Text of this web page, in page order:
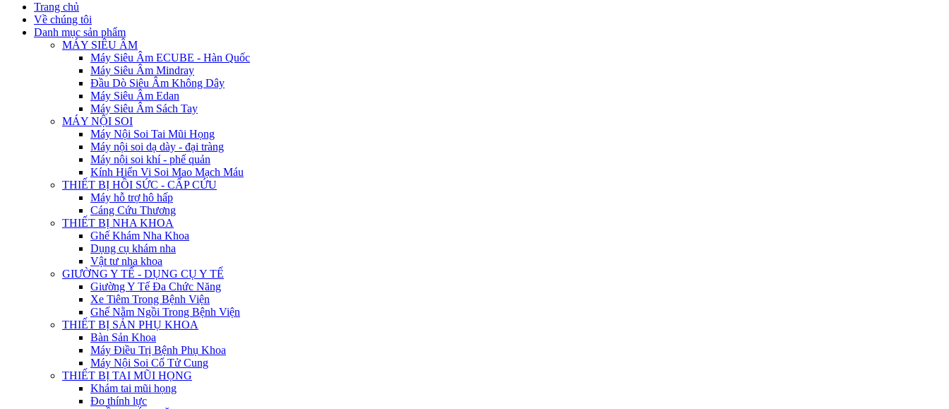
Trang chủ
Về chúng tôi
Danh mục sản phẩm
MÁY SIÊU ÂM
Máy Siêu Âm ECUBE - Hàn Quốc
Máy Siêu Âm Mindray
Đầu Dò Siêu Âm Không Dây
Máy Siêu Âm Edan
Máy Siêu Âm Sách Tay
MÁY NỘI SOI
Máy Nội Soi Tai Mũi Họng
Máy nội soi dạ dày - đại tràng
Máy nội soi khí - phế quản
Kính Hiển Vi Soi Mao Mạch Máu
THIẾT BỊ HỒI SỨC - CẤP CỨU
Máy hỗ trợ hô hấp
Cáng Cứu Thương
THIẾT BỊ NHA KHOA
Ghế Khám Nha Khoa
Dụng cụ khám nha
Vật tư nha khoa
GIƯỜNG Y TẾ - DỤNG CỤ Y TẾ
Giường Y Tế Đa Chức Năng
Xe Tiêm Trong Bệnh Viện
Ghế Nằm Ngồi Trong Bệnh Viện
THIẾT BỊ SẢN PHỤ KHOA
Bàn Sản Khoa
Máy Điều Trị Bệnh Phụ Khoa
Máy Nội Soi Cổ Tử Cung
THIẾT BỊ TAI MŨI HỌNG
Khám tai mũi họng
Đo thính lực